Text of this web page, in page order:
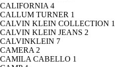
CALIFORNIA 4
CALLUM TURNER 1
CALVIN KLEIN COLLECTION 1
CALVIN KLEIN JEANS 2
CALVINKLEIN 7
CAMERA 2
CAMILA CABELLO 1